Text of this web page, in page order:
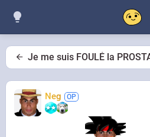
Je me suis FOULÉ la
Neg